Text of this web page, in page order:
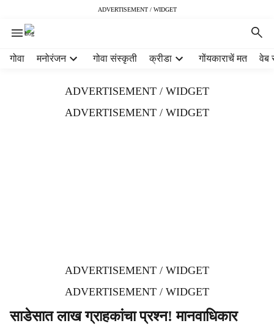
ADVERTISEMENT / WIDGET
गोवा मनोरंजन गोवा संस्कृती क्रीडा गोंयकाराचें मत वेब
ADVERTISEMENT / WIDGET
ADVERTISEMENT / WIDGET
ADVERTISEMENT / WIDGET
ADVERTISEMENT / WIDGET
साडेसात लाख ग्राहकांचा प्रश्न! मानवाधिकार